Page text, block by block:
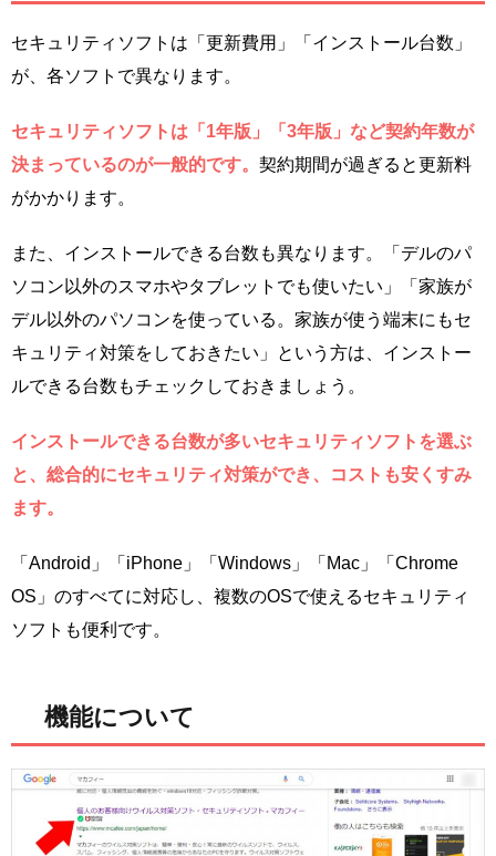
セキュリティソフトは「更新費用」「インストール台数」
が、各ソフトで異なります。
セキュリティソフトは「1年版」「3年版」など契約年数が
決まっているのが一般的です。 契約期間が過ぎると更新料
がかかります。
また、インストールできる台数も異なります。「デルのパ
ソコン以外のスマホやタブレットでも使いたい」「家族が
デル以外のパソコンを使っている。家族が使う端末にもセ
キュリティ対策をしておきたい」という方は、インストー
ルできる台数もチェックしておきましょう。
インストールできる台数が多いセキュリティソフトを選ぶ
と、総合的にセキュリティ対策ができ、コストも安くすみ
ます。
「Android」「iPhone」「Windows」「Mac」「Chrome
OS」のすべてに対応し、複数のOSで使えるセキュリティ
ソフトも便利です。
機能について